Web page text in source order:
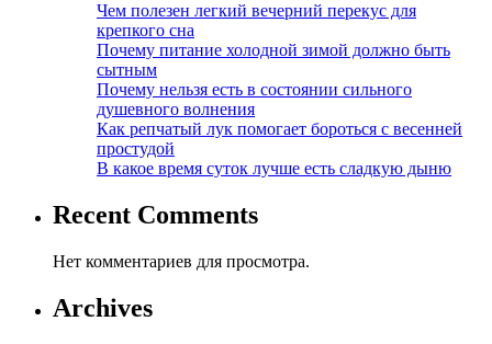
Чем полезен легкий вечерний перекус для
крепкого сна
Почему питание холодной зимой должно быть
сытным
Почему нельзя есть в состоянии сильного
душевного волнения
Как репчатый лук помогает бороться с весенней
простудой
В какое время суток лучше есть сладкую дыню
Recent Comments
Нет комментариев для просмотра.
Archives